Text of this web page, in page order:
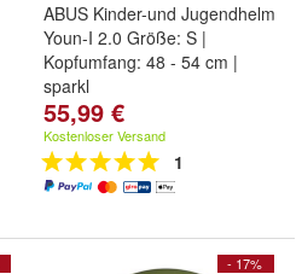
ABUS Kinder-und Jugendhelm
Youn-I 2.0 Größe: S |
Kopfumfang: 48 - 54 cm |
sparkl
55,99 €
Kostenloser Versand
1
- 17%